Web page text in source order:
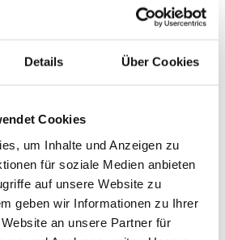
Details Über Cookies
Cookies
um Inhalte und Anzeigen zu
für soziale Medien anbieten
auf unsere Website zu
geben wir Informationen zu Ihrer
an unsere Partner für